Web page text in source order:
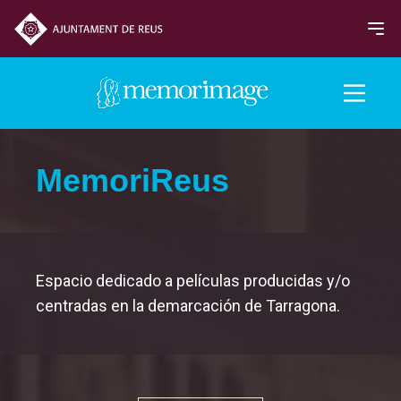
Edición 2017
NOTICIAS
Programación
MemoriReus
Espacio dedicado a películas producidas y/o
centradas en la demarcación de Tarragona.